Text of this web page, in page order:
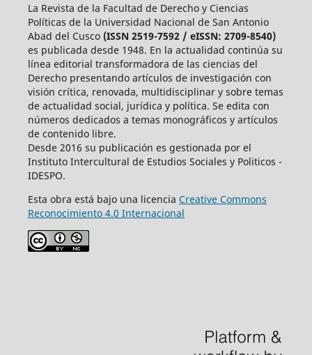
La Revista de la Facultad de Derecho y Ciencias
Políticas de la Universidad Nacional de San Antonio
Abad del Cusco (ISSN 2519-7592 / eISSN: 2709-8540)
es publicada desde 1948. En la actualidad continúa su
línea editorial transformadora de las ciencias del
Derecho presentando artículos de investigación con
visión crítica, renovada, multidisciplinar y sobre temas
de actualidad social, jurídica y política. Se edita con
números dedicados a temas monográficos y artículos
de contenido libre.
Desde 2016 su publicación es gestionada por el
Instituto Intercultural de Estudios Sociales y Politicos -
IDESPO.
Esta obra está bajo una licencia Creative Commons
Reconocimiento 4.0 Internacional